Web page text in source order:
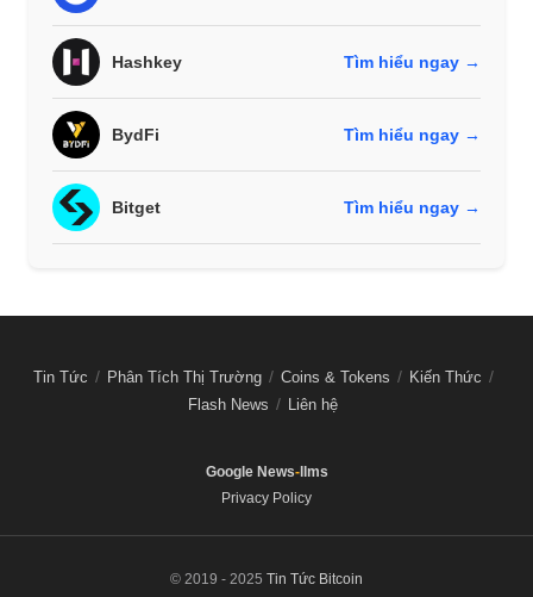
Hashkey Tìm hiểu ngay →
BydFi Tìm hiểu ngay →
Bitget Tìm hiểu ngay →
Tin Tức Phân Tích Thị Trường Coins & Tokens
Kiến Thức
Flash News
Liên hệ
Google News-llms
Privacy Policy
© 2019 - 2025 Tin Tức Bitcoin